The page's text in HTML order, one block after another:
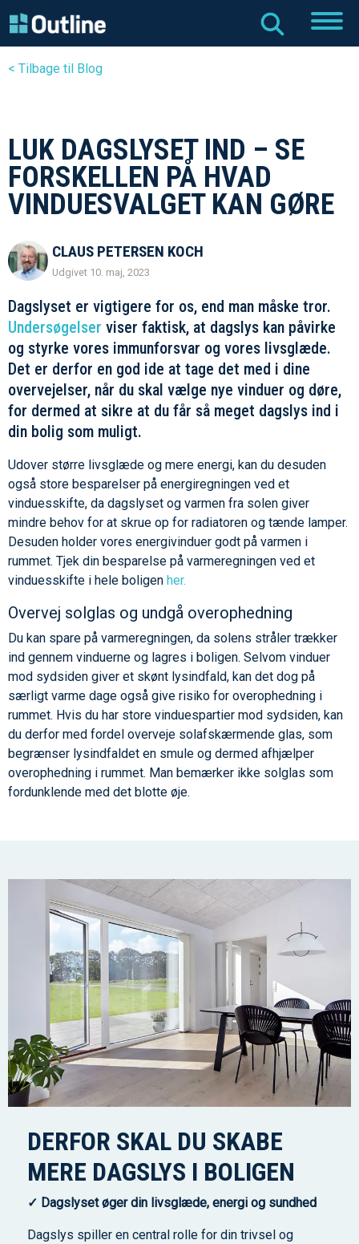
< Tilbage til Blog
LUK DAGSLYSET IND – SE
FORSKELLEN PÅ HVAD
VINDUESVALGET KAN GØRE
CLAUS PETERSEN KOCH
Udgivet 10. maj, 2023
Dagslyset er vigtigere for os, end man måske tror.
Undersøgelser viser faktisk, at dagslys kan påvirke
og styrke vores immunforsvar og vores livsglæde.
Det er derfor en god ide at tage det med i dine
overvejelser, når du skal vælge nye vinduer og døre,
for dermed at sikre at du får så meget dagslys ind i
din bolig som muligt.
Udover større livsglæde og mere energi, kan du desuden
også store besparelser på energiregningen ved et
vinduesskifte, da dagslyset og varmen fra solen giver
mindre behov for at skrue op for radiatoren og tænde lamper.
Desuden holder vores energivinduer godt på varmen i
rummet. Tjek din besparelse på varmeregningen ved et
vinduesskifte i hele boligen her.
Overvej solglas og undgå overophedning
Du kan spare på varmeregningen, da solens stråler trækker
ind gennem vinduerne og lagres i boligen. Selvom vinduer
mod sydsiden giver et skønt lysindfald, kan det dog på
særligt varme dage også give risiko for overophedning i
rummet. Hvis du har store vinduespartier mod sydsiden, kan
du derfor med fordel overveje solafskærmende glas, som
begrænser lysindfaldet en smule og dermed afhjælper
overophedning i rummet. Man bemærker ikke solglas som
fordunklende med det blotte øje.
DERFOR SKAL DU SKABE
MERE DAGSLYS I BOLIGEN
✓ Dagslyset øger din livsglæde, energi og sundhed
Dagslys spiller en central rolle for din trivsel og